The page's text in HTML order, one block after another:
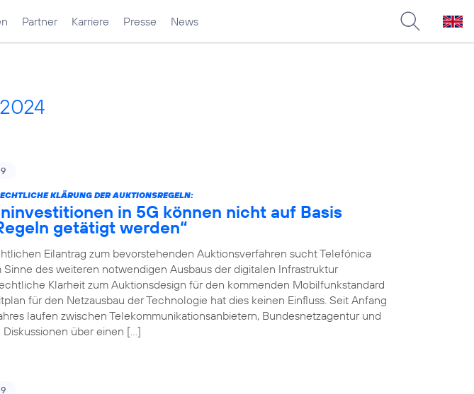
Partner Karriere Presse News
KLÄRUNG DER AUKTIONSREGELN:
in 5G können nicht auf Basis
getätigt werden“
Eilantrag zum bevorstehenden Auktionsverfahren sucht Telefónica
Sinne des weiteren notwendigen Ausbaus der digitalen Infrastruktur
Klarheit zum Auktionsdesign für den kommenden Mobilfunkstandard
für den Netzausbau der Technologie hat dies keinen Einfluss. Seit Anfang
laufen zwischen Telekommunikationsanbietern, Bundesnetzagentur und
über einen […]